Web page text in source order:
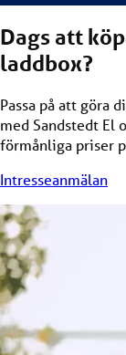
Dags att
laddbox?
Passa på att göra
med Sandstedt El
förmånliga priser
Intresseanmälan